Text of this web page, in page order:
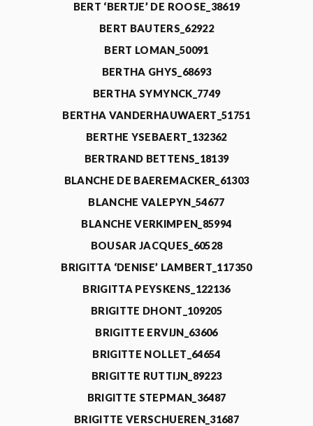
BERT ‘BERTJE’ DE ROOSE_38619
BERT BAUTERS_62922
BERT LOMAN_50091
BERTHA GHYS_68693
BERTHA SYMYNCK_7749
BERTHA VANDERHAUWAERT_51751
BERTHE YSEBAERT_132362
BERTRAND BETTENS_18139
BLANCHE DE BAEREMACKER_61303
BLANCHE VALEPYN_54677
BLANCHE VERKIMPEN_85994
BOUSAR JACQUES_60528
BRIGITTA ‘DENISE’ LAMBERT_117350
BRIGITTA PEYSKENS_122136
BRIGITTE DHONT_109205
BRIGITTE ERVIJN_63606
BRIGITTE NOLLET_64654
BRIGITTE RUTTIJN_89223
BRIGITTE STEPMAN_36487
BRIGITTE VERSCHUEREN_31687